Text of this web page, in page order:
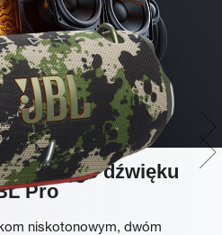
dźwięku
Pro
niskotonowym, dwóm